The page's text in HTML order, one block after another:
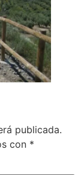
publicada.
con *